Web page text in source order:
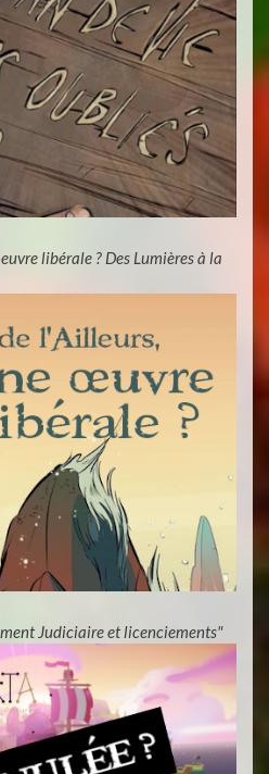
libérale ? Des Lumières à la
Judiciaire et licenciements"